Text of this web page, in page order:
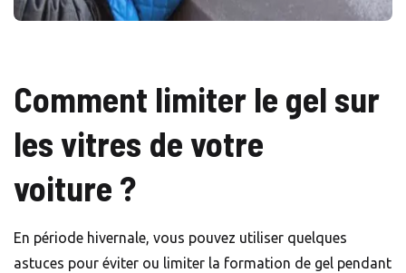
Comment limiter le gel sur
les vitres de votre
voiture ?
En période hivernale, vous pouvez utiliser quelques
astuces pour éviter ou limiter la formation de gel pendant